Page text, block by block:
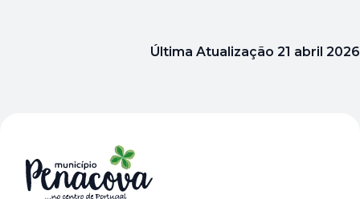
Última Atualização 21 abril 2026